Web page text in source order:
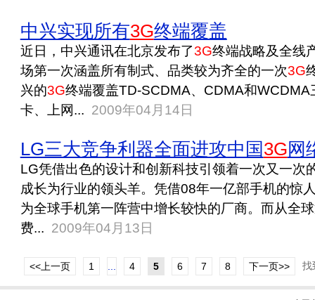
中兴实现所有3G终端覆盖
近日，中兴通讯在北京发布了3G终端战略及全线
场第一次涵盖所有制式、品类较为齐全的一次3G
兴的3G终端覆盖TD-SCDMA、CDMA和WCDMA
卡、上网... 2009年04月14日
LG三大竞争利器全面进攻中国 3G网
LG凭借出色的设计和创新科技引领着一次又一次
成长为行业的领头羊。凭借08年一亿部手机的惊
为全球手机第一阵营中增长较快的厂商。而从全
费... 2009年04月13日
<<上一页 1 4 5 6 7 8 下一页>> 找